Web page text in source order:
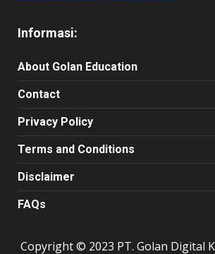
Informasi:
About Golan Education
Contact
Privacy Policy
Terms and Conditions
Disclaimer
FAQs
Copyright © 2023 PT. Golan Digital